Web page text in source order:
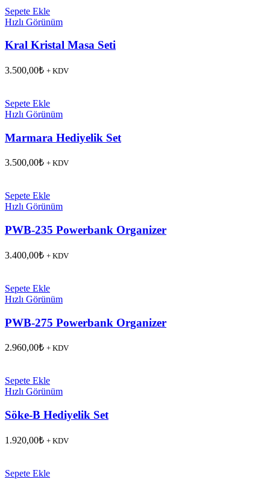
Sepete Ekle
Hızlı Görünüm
Kral Kristal Masa Seti
3.500,00₺ + KDV
Sepete Ekle
Hızlı Görünüm
Marmara Hediyelik Set
3.500,00₺ + KDV
Sepete Ekle
Hızlı Görünüm
PWB-235 Powerbank Organizer
3.400,00₺ + KDV
Sepete Ekle
Hızlı Görünüm
PWB-275 Powerbank Organizer
2.960,00₺ + KDV
Sepete Ekle
Hızlı Görünüm
Söke-B Hediyelik Set
1.920,00₺ + KDV
Sepete Ekle